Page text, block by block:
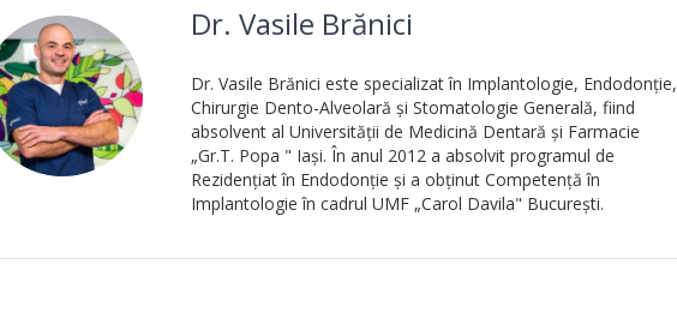
Dr. Vasile Brănici
Dr. Vasile Brănici este specializat în Implantologie, Endodonție,
Chirurgie Dento-Alveolară și Stomatologie Generală, fiind
absolvent al Universității de Medicină Dentară și Farmacie
„Gr.T. Popa " Iași. În anul 2012 a absolvit programul de
Rezidențiat în Endodonție și a obținut Competență în
Implantologie în cadrul UMF „Carol Davila" București.